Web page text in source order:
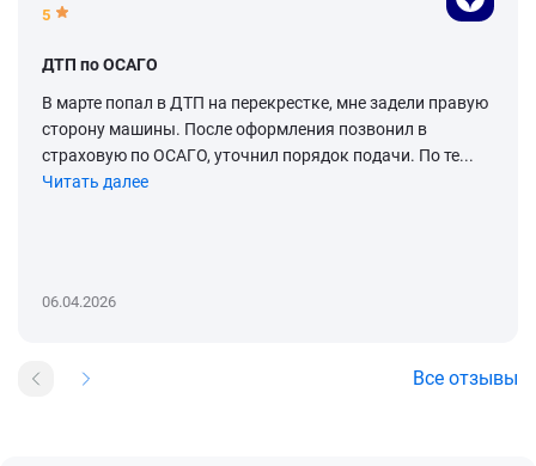
5
ДТП по ОСАГО
В марте попал в ДТП на перекрестке, мне задели правую
сторону машины. После оформления позвонил в
страховую по ОСАГО, уточнил порядок подачи. По те...
Читать далее
06.04.2026
Все отзывы